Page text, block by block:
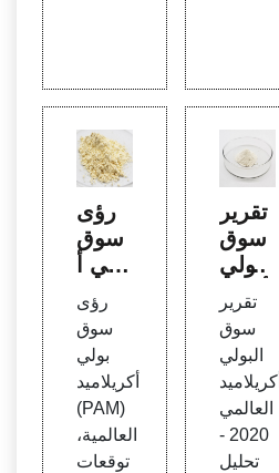
رؤى
سوق
بولي أ
يد (P
AM) ا
لعالمي
ة، توق
عاته
رؤى
سوق
بولي
أكريلاميد
(PAM)
العالمية،
توقعات
تقرير
سوق
البولي
ميد ال
عالم
ي 20
20 - ا
لصناع
ة
تقرير
سوق
البولي
أكريلاميد
العالمي
2020 -
تحليل